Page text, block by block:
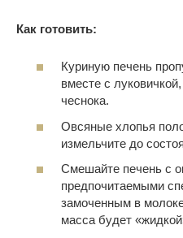
Как готовить:
Куриную печень
вместе с
чеснока.
Овсяные хлопья
измельчите до
Смешайте печень с
предпочитаемыми
замоченным в
масса будет